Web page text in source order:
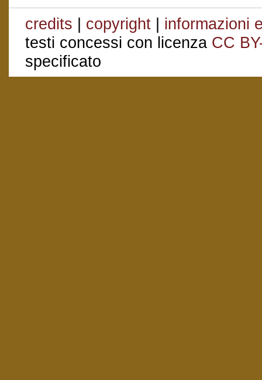
credits | copyright | informazioni
testi concessi con licenza CC
specificato